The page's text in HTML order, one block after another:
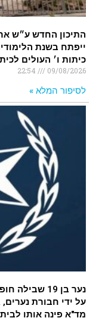
התיכון החדש ע״ש
ייפתח בשנת
כיתות ו׳ העולים
09/08/2026
לסיפור המלא »
נער בן 19
על ידי חבורת
מד"א פינה אותו